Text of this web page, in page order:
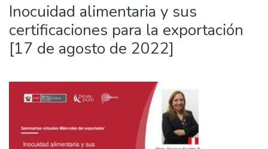
Inocuidad alimentaria y sus
certificaciones para la exportación
[17 de agosto de 2022]